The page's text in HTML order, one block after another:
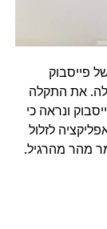
פייסבוק
ל-40 אחוז מהסוללה. את התקלה
ונראה כי
לזלול
מהר מהרגיל.